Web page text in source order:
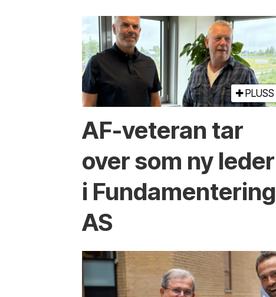
PLUSS
AF-veteran tar
over som ny leder
i Fundamentering
AS